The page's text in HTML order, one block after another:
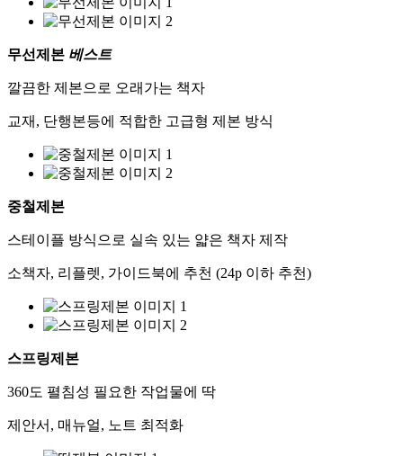
무선제본 베스트
깔끔한 제본으로 오래가는 책자
교재, 단행본등에 적합한 고급형 제본 방식
중철제본
스테이플 방식으로 실속 있는 얇은 책자 제작
소책자, 리플렛, 가이드북에 추천 (24p 이하 추천)
스프링제본
360도 펼침성 필요한 작업물에 딱
제안서, 매뉴얼, 노트 최적화